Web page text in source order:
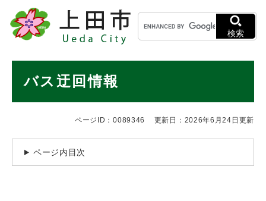
メニューを飛ばして本文へ
キ
ー
ワ
検索
バス迂回情報
ページID：0089346 更新日：2026年6月24日更新
ページ内目次